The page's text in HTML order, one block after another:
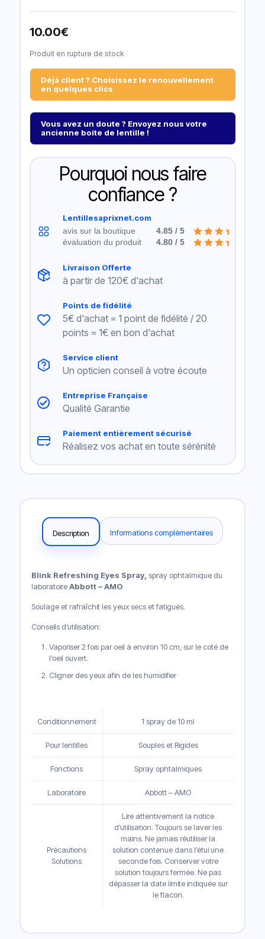
10.00€
Produit en rupture de stock
Déjà client ? Choisissez le renouvellement
en quelques clics
Vous avez un doute ? Envoyez nous votre
ancienne boite de lentille !
Pourquoi nous faire
confiance ?
Lentillesaprixnet.com
avis sur la boutique
4.85 / 5
évaluation du produit
4.80 / 5
Livraison Offerte
à partir de 120€ d'achat
Points de fidélité
5€ d'achat = 1 point de fidélité / 20
points = 1€ en bon d'achat
Service client
Un opticien conseil à votre écoute
Entreprise Française
Qualité Garantie
Paiement entièrement sécurisé
Réalisez vos achat en toute sérénité
Description Informations complémentaires
Blink Refreshing Eyes Spray, spray ophtalmique du
laboratoireAbbott – AMO
Soulage et rafraîchit les yeux secs et fatigués.
Conseils d’utilisation:
Vaporiser 2 fois par oeil à environ 10 cm, sur le coté de
l’oeil ouvert.
Cligner des yeux afin de les humidifier
Conditionnement 1 spray de 10 ml
Pour lentilles Souples et Rigides
Fonctions Spray ophtalmiques
Laboratoire Abbott – AMO
Précautions
Solutions
Lire attentivement la notice
d’utilisation. Toujours se laver les
mains. Ne jamais réutiliser la
solution contenue dans l’étui une
seconde fois. Conserver votre
solution toujours fermée. Ne pas
dépasser la date limite indiquée sur
le flacon.